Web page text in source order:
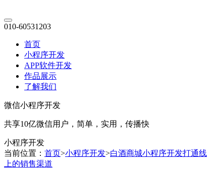
010-60531203
首页
小程序开发
APP软件开发
作品展示
了解我们
微信小程序开发
共享10亿微信用户，简单，实用，传播快
小程序开发
当前位置： 首页>小程序开发>白酒商城小程序开发打通线
上的销售渠道